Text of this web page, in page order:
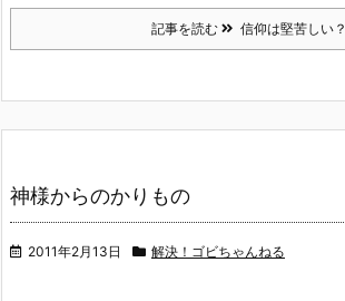
記事を読む 信仰は堅苦しい？
神様からのかりもの
2011年2月13日 解決！ゴビちゃんねる